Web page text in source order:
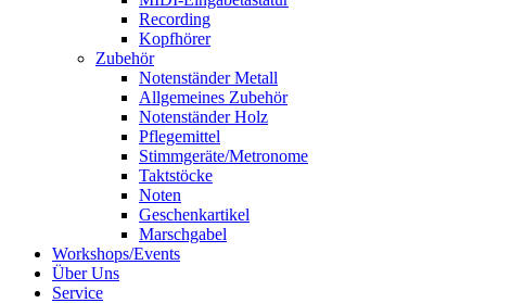
Recording
Kopfhörer
Zubehör
Notenständer Metall
Allgemeines Zubehör
Notenständer Holz
Pflegemittel
Stimmgeräte/Metronome
Taktstöcke
Noten
Geschenkartikel
Marschgabel
Workshops/Events
Über Uns
Service